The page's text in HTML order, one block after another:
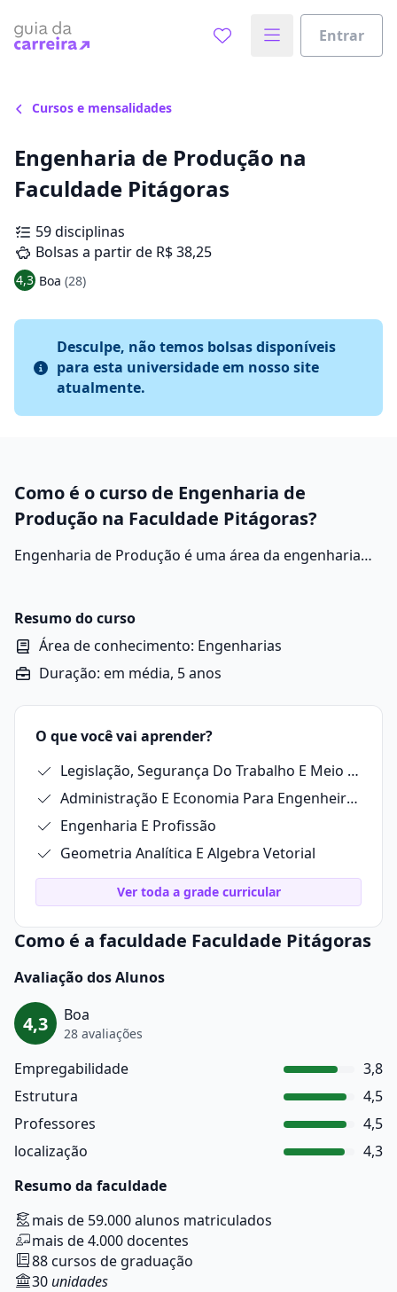
Entrar
Cursos e mensalidades
Engenharia de Produção na
Faculdade Pitágoras
59 disciplinas
Bolsas a partir de R$ 38,25
4,3 Boa (28)
Desculpe, não temos bolsas disponíveis
para esta universidade em nosso site
atualmente.
Como é o curso de Engenharia de
Produção na Faculdade Pitágoras?
Engenharia de Produção é uma área da engenharia
foco está em integrar pessoas, materiais, máquinas,
energia e informação para aumentar a eficiência,
reduzir custos e garantir qualidade nos produtos e
serviços.
Resumo do curso
Área de conhecimento: Engenharias
Duração: em média, 5 anos
O que você vai aprender?
Legislação, Segurança Do Trabalho E Meio Ambiente
Administração E Economia Para Engenheiros
Engenharia E Profissão
Geometria Analítica E Algebra Vetorial
Ver toda a grade curricular
Como é a faculdade Faculdade Pitágoras
Avaliação dos Alunos
4,3 Boa
28 avaliações
Empregabilidade
3,8
Estrutura
4,5
Professores
4,5
localização
4,3
Resumo da faculdade
mais de 59.000 alunos matriculados
mais de 4.000 docentes
88 cursos de graduação
30unidades